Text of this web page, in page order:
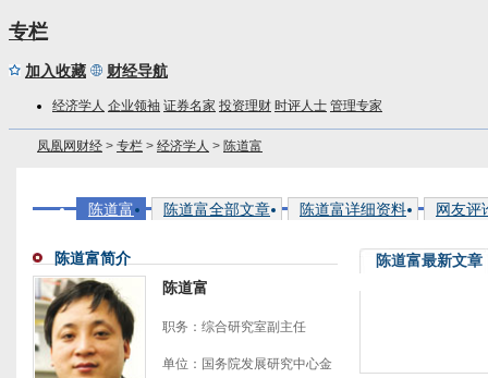
专栏
加入收藏 财经导航
经济学人 企业领袖 证券名家 投资理财 时评人士 管理专家
凤凰网财经 > 专栏 > 经济学人 > 陈道富
陈道富 陈道富全部文章 陈道富详细资料 网友评
陈道富简介
陈道富
职务：综合研究室副主任
单位：国务院发展研究中心金
陈道富最新文章